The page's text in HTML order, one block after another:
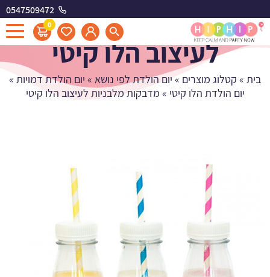
0547509472
0
מדבקות מלבניות
לעיצוב הלו קיטי
בית » קטלוג מוצרים » יום הולדת לפי נושא » יום הולדת דמויות »
יום הולדת הלו קיטי » מדבקות מלבניות לעיצוב הלו קיטי